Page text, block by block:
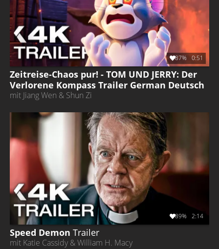
Zeitreise-Chaos pur! - TOM UND JERRY: Der
Verlorene Kompass Trailer German Deutsch
mit Jiang Wen & Shun Zi
87% 0:51
Speed Demon Trailer
mit Katie Cassidy & William H. Macy
89% 2:14